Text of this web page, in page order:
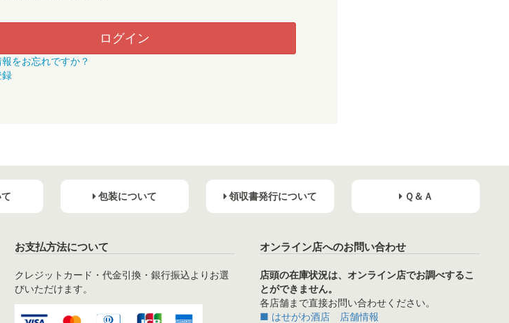
ログイン
をお忘れですか？
録
包装について 領収書発行について Ｑ＆Ａ
お支払方法について
クレジットカード・代金引換・銀行振込よりお選
びいただけます。
オンライン店へのお問い合わせ
店頭の在庫状況は、オンライン店でお調べするこ
とができません。
各店舗まで直接お問い合わせください。
■ はせがわ酒店 店舗情報